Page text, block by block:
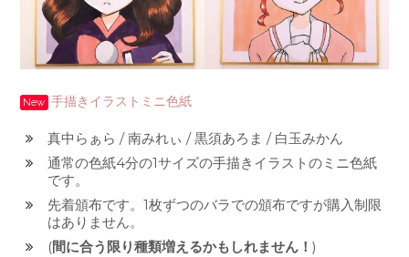
New 手描きイラストミニ色紙
真中らぁら / 南みれぃ / 黒須あろま / 白玉みかん
通常の色紙4分の1サイズの手描きイラストのミニ色紙
です。
先着頒布です。1枚ずつのバラでの頒布ですが購入制限
はありません。
(間に合う限り種類増えるかもしれません！ )